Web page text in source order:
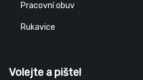
Pracovní obuv
Rukavice
Volejte a pište!